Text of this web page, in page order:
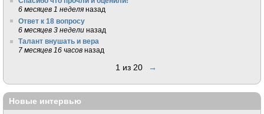
6 месяцев 1 неделя назад
Ответ к 18 вопросу
6 месяцев 3 недели назад
Талант внушать и вера
7 месяцев 16 часов назад
1 из 20 →
Новые интервью